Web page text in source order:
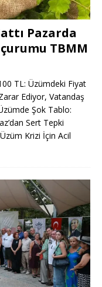
Pazarda
TBMM
TL: Üzümdeki Fiyat
Ediyor, Vatandaş
Şok Tablo:
Sert Tepki
Krizi İçin Acil